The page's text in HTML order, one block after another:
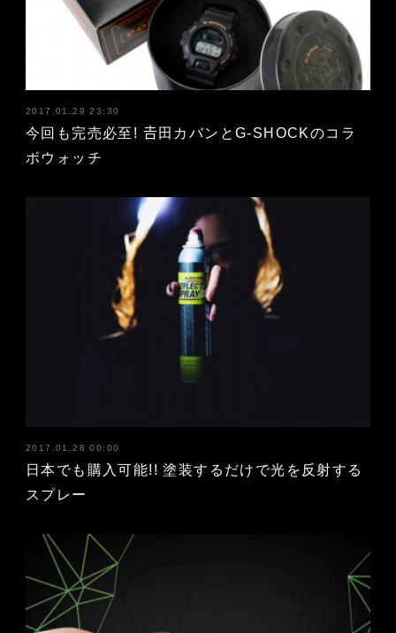
2017.01.29 23:30
今回も完売必至! 𠮷田カバンとG-SHOCKのコラ
ボウォッチ
2017.01.28 00:00
日本でも購入可能!! 塗装するだけで光を反射する
スプレー